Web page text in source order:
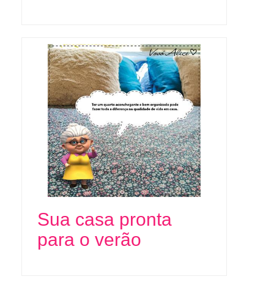
Sua casa pronta
para o verão